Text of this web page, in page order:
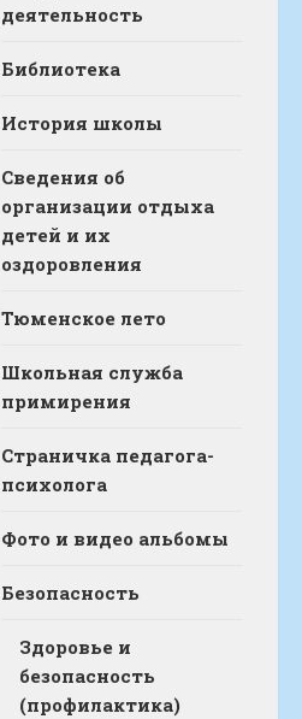
деятельность
Библиотека
История школы
Сведения об
организации отдыха
детей и их
оздоровления
Тюменское лето
Школьная служба
примирения
Страничка педагога-
психолога
Фото и видео альбомы
Безопасность
Здоровье и
безопасность
(профилактика)